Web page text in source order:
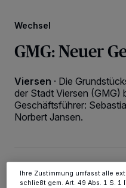
Wechsel
GMG: Neuer
Viersen · Die
der Stadt Viersen (GMG)
Geschäftsführer:
Norbert Jansen.
Wir und unsere218
-Partner
Tracking-Technologien für die
verarbeiten Daten, um Ihnen
Zwecke. Wenn Tracker
Anzeigen möglicherweise nicht
dieses Menü jederzeit wieder
Ihre Zustimmung umfasst alle
schließt gem. Art. 49 Abs. 1 S. 1